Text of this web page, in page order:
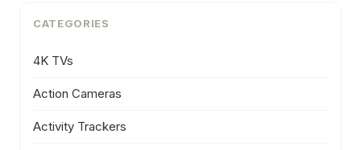
CATEGORIES
4K TVs
Action Cameras
Activity Trackers